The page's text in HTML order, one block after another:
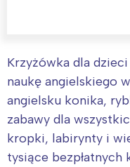
Krzyżówka dla
naukę angielskiego
angielsku konika,
zabawy dla
kropki, labirynty i
tysiące bezpłatnych